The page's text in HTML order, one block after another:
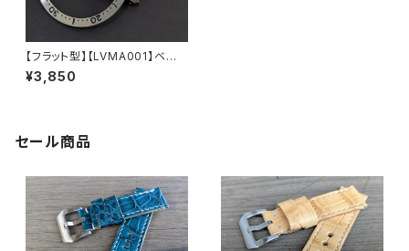
【フラット型】【LVMA001】ベゼ
ルインサート シルバー ステンレ
ス製 カウントアップ表記 カスタ
¥3,850
セール商品